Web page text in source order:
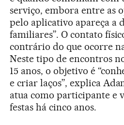
serviço, embora entre as
pelo aplicativo apareça a
familiares”. O contato
contrário do que ocorre
Neste tipo de encontros
15 anos, o objetivo é
e criar laços”, explica
atua como participante e
festas há cinco anos.